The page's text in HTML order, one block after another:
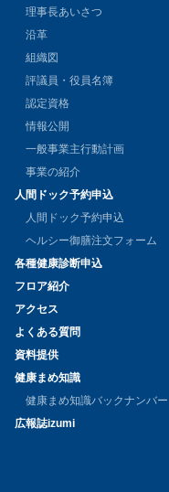
理事長あいさつ
沿革
組織図
評議員・役員名簿
認定資格
情報公開
一般事業主行動計画
事業の紹介
人間ドック予約申込
人間ドック予約申込
ヘルシー御膳注文フォーム
各種健康診断申込
フロア紹介
アクセス
よくある質問
資料提供
健康まめ知識
健康まめ知識バックナンバー
広報誌izumi